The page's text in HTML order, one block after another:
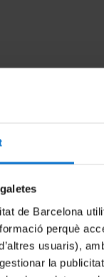
de Barcelona
perquè
usuaris),
la
de Nadal 2019.
(versió color)
2019